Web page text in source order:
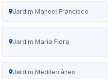
Jardim Manoel Francisco
Jardim Maria Flora
Jardim Mediterrâneo